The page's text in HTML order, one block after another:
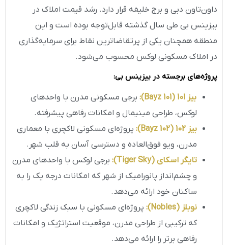
داون‌تاون دبی و برج خلیفه قرار دارد. رشد قیمت املاک در
بیزینس بی طی سال گذشته قابل‌توجه بوده است و این
منطقه همچنان یکی از پرتقاضاترین نقاط برای سرمایه‌گذاری
در املاک مسکونی لوکس محسوب می‌شود.
پروژه‌های برجسته در بیزینس بی
بیز 101 (Bayz 101)
:برجی مسکونی مدرن با واحدهای
لوکس، طراحی مینیمال و امکانات رفاهی پیشرفته.
بیز 102
(Bayz 102)
:پروژه‌ای مسکونی لاکچری با معماری
مدرن، ویو فوق‌العاده و دسترسی آسان به قلب شهر.
تایگر اسکای(Tiger Sky)
:برجی لوکس با واحدهای مدرن
و چشم‌انداز پانورامیک از شهر که امکانات درجه یک را به
ساکنان خود ارائه می‌دهد.
نوبلز(Nobles)
:پروژه‌ای مسکونی با سبک زندگی لاکچری
که ترکیبی از طراحی مدرن، موقعیت استراتژیک و امکانات
رفاهی برتر را ارائه می‌دهد.